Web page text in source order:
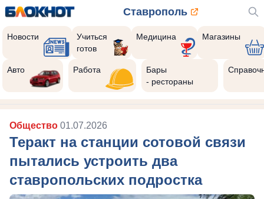
Ставрополь
Новости
Учиться
готов
Медицина Магазины
Авто Работа
Бары
- рестораны
Общество 01.07.2026
Теракт на станции сотовой связи
пытались устроить два
ставропольских подростка